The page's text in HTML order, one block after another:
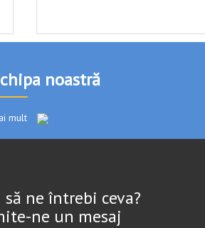
noastră
mult
să ne întrebi ceva?
ne un mesaj